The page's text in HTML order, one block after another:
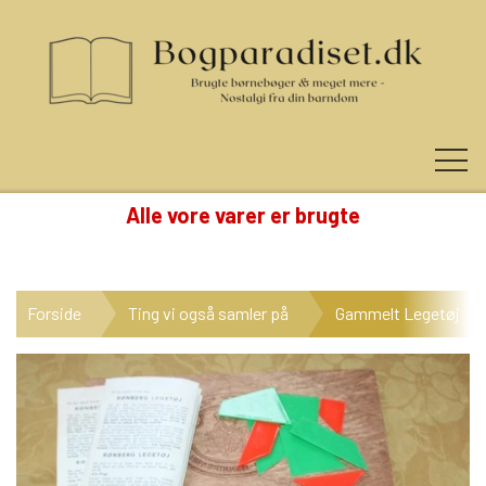
NYHEDER
KATEGORIER
Alle vore varer er brugte
Forside Ting vi også samler på Gammelt Legetøj